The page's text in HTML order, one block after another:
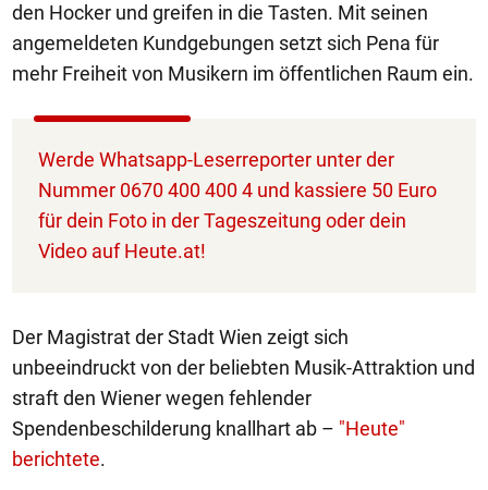
den Hocker und greifen in die Tasten. Mit seinen
angemeldeten Kundgebungen setzt sich Pena für
mehr Freiheit von Musikern im öffentlichen Raum ein.
Werde Whatsapp-Leserreporter unter der
Nummer 0670 400 400 4 und kassiere 50 Euro
für dein Foto in der Tageszeitung oder dein
Video auf Heute.at!
Der Magistrat der Stadt Wien zeigt sich
unbeeindruckt von der beliebten Musik-Attraktion und
straft den Wiener wegen fehlender
Spendenbeschilderung knallhart ab – "Heute"
berichtete.